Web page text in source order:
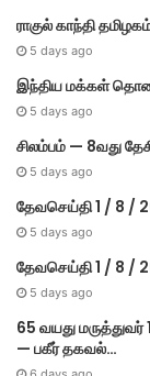
ராகுல் காந்தி
5 days ago
இந்திய மக்கள் தொகை
5 days ago
சிலம்பம் — 8வது
5 days ago
தேவசெய்தி 1 / 8 /
5 days ago
தேவசெய்தி 1 / 8 /
5 days ago
65 வயது
— பகீர் தகவல்…